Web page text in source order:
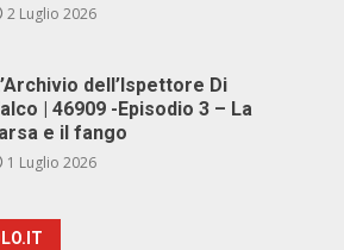
2 Luglio 2026
dell’Ispettore Di
| 46909 -Episodio 3 – La
e il fango
1 Luglio 2026